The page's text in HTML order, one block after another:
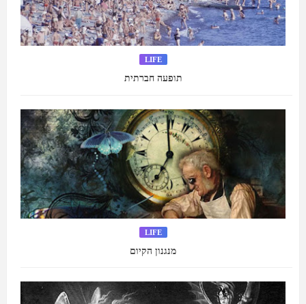
LIFE
תופעה חברתית
LIFE
מנגנון הקיום